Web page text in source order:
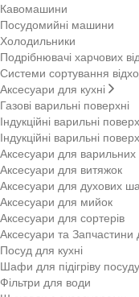
Кавомашини
Посудомийні машини
Холодильники
Подрібнювачі харчових
Системи сортування
Аксесуари для кухні
Газові варильні поверхні
Індукційні варильні
Індукційні варильні
Аксесуари для
Аксесуари для витяжок
Аксесуари для духових
Аксесуари для мийок
Аксесуари для сортерів
Аксесуари та Запчастини
Посуд для кухні
Шафи для підігріву посуду
Фільтри для води